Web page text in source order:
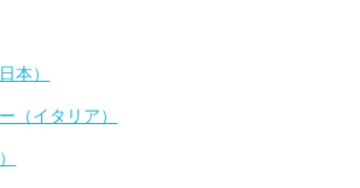
本）
（イタリア）